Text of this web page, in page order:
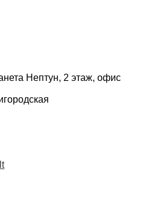
Нептун, 2 этаж, офис